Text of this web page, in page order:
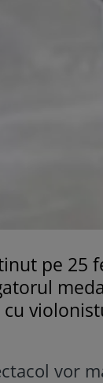
pe 25
vor